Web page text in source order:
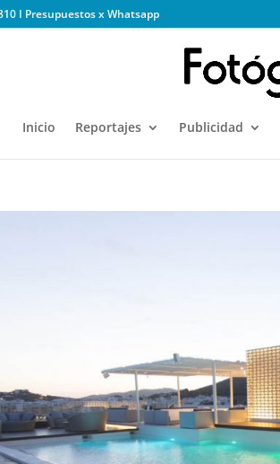
I Presupuestos x Whatsapp
Inicio Reportajes Publicidad